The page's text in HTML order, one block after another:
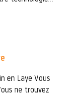
en Laye Vous
ne trouvez